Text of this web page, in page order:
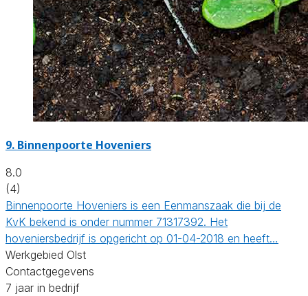
9. Binnenpoorte Hoveniers
8.0
(4)
Binnenpoorte Hoveniers is een Eenmanszaak die bij de
KvK bekend is onder nummer 71317392. Het
hoveniersbedrijf is opgericht op 01-04-2018 en heeft…
Werkgebied Olst
Contactgegevens
7 jaar in bedrijf